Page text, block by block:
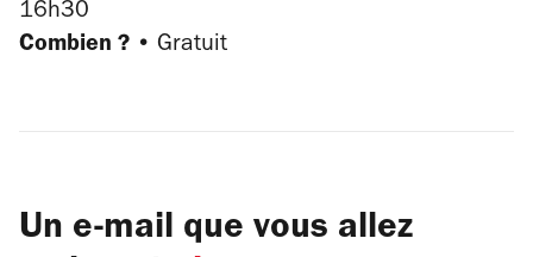
16h30
Combien ? • Gratuit
Un e-mail que vous allez